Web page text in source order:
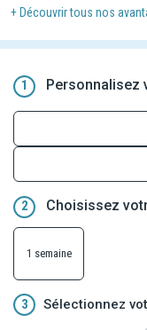
Contemplez sa faune
+ Découvrir tous nos
1 Personnalisez
2 Choisissez
1 semaine
3 Sélectionnez